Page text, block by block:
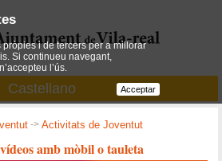
Castellano
->Activitats de Joventut
amb mòbil o tauleta
pròpies i de tercers per a millorar
Si continueu navegant,
l’ús.
Acceptar